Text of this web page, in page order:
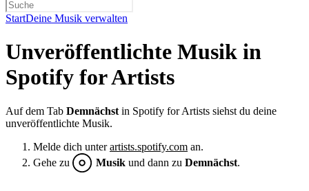
StartDeine Musik verwalten
Unveröffentlichte Musik in
Spotify for Artists
Auf dem Tab Demnächst in Spotify for Artists siehst du deine
unveröffentlichte Musik.
Melde dich unterartists.spotify.com an.
Gehe zu
Musik und dann zu Demnächst.